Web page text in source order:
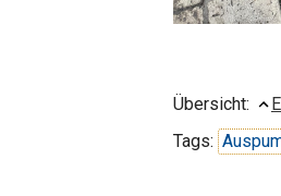
Übersicht:
Tags: